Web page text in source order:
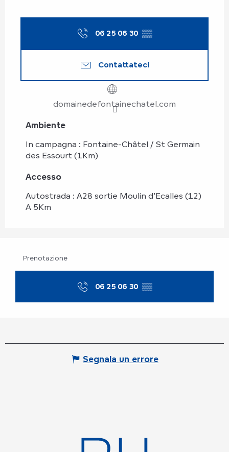
06 25 06 30 ▒▒
Contattateci
domainedefontainechatel.com
Ambiente
Ambiente
In campagna : Fontaine-Châtel / St Germain
des Essourt (1Km)
Accesso
Accesso
Autostrada : A28 sortie Moulin d'Ecalles (12)
A 5Km
Prenotazione
06 25 06 30 ▒▒
Segnala un errore